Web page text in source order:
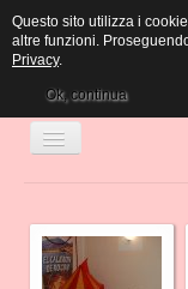
Cambia
navigazione
Questo sito utilizza i
altre funzioni.
Privacy.
Ok, continua